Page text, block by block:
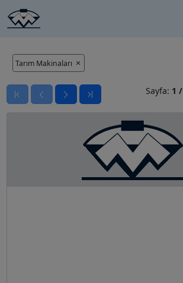
Tarım Makinaları
Sayfa: 1 /